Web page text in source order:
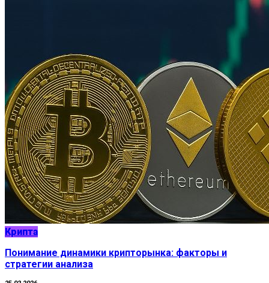
Крипта
Понимание динамики крипторынка: факторы и
стратегии анализа